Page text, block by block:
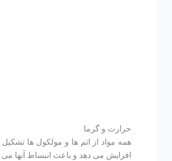
حرارت و گرما
همه مواد از اتم ها و مولکول ها
افزایش می دهد و باعث انبساط آنها